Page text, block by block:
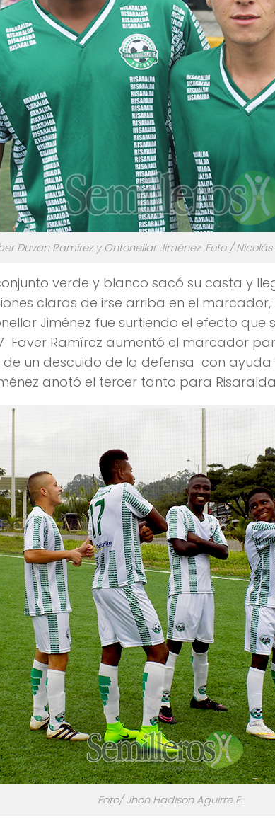
Duvan Ramírez y Ontonellar Jiménez. Foto /
verde y blanco sacó su casta y
claras de irse arriba en el
Jiménez fue surtiendo el efecto
Faver Ramírez aumentó el marcador
de un descuido de la defensa con
anotó el tercer tanto para
Foto/ Jhon Hadison Aguirre E.